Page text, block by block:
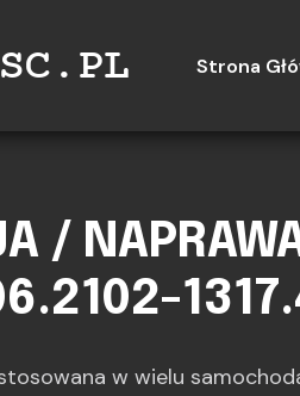
Strona
/
w wielu